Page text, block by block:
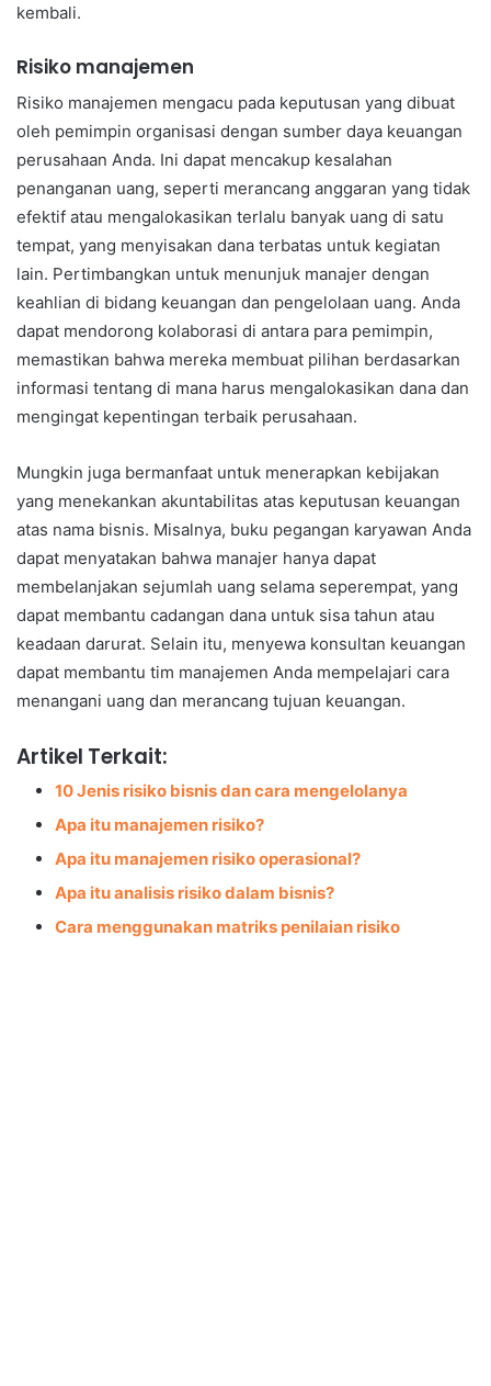
kembali.
Risiko manajemen
Risiko manajemen mengacu pada keputusan yang dibuat
oleh pemimpin organisasi dengan sumber daya keuangan
perusahaan Anda. Ini dapat mencakup kesalahan
penanganan uang, seperti merancang anggaran yang tidak
efektif atau mengalokasikan terlalu banyak uang di satu
tempat, yang menyisakan dana terbatas untuk kegiatan
lain. Pertimbangkan untuk menunjuk manajer dengan
keahlian di bidang keuangan dan pengelolaan uang. Anda
dapat mendorong kolaborasi di antara para pemimpin,
memastikan bahwa mereka membuat pilihan berdasarkan
informasi tentang di mana harus mengalokasikan dana dan
mengingat kepentingan terbaik perusahaan.
Mungkin juga bermanfaat untuk menerapkan kebijakan
yang menekankan akuntabilitas atas keputusan keuangan
atas nama bisnis. Misalnya, buku pegangan karyawan Anda
dapat menyatakan bahwa manajer hanya dapat
membelanjakan sejumlah uang selama seperempat, yang
dapat membantu cadangan dana untuk sisa tahun atau
keadaan darurat. Selain itu, menyewa konsultan keuangan
dapat membantu tim manajemen Anda mempelajari cara
menangani uang dan merancang tujuan keuangan.
Artikel Terkait:
10 Jenis risiko bisnis dan cara mengelolanya
Apa itu manajemen risiko?
Apa itu manajemen risiko operasional?
Apa itu analisis risiko dalam bisnis?
Cara menggunakan matriks penilaian risiko